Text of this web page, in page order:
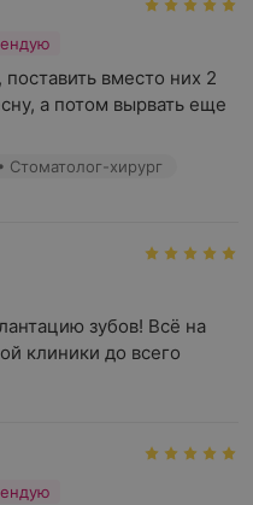
имплантации, важно
пройти, прежде
во рту.
из следующих
соберет анамнез и
случаях
анализов и
гигиеническую
имплантата (винта,
в челюстную кость.
вместо них 2
а потом вырвать еще
хирург
зубов! Всё на
клиники до всего